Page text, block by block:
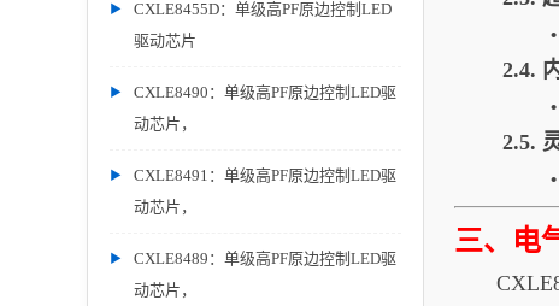
CXLE8455D：单级高PF原边控制LED
驱动芯片
CXLE8490：单级高PF原边控制LED驱
动芯片，
CXLE8491：单级高PF原边控制LED驱
动芯片，
CXLE8489：单级高PF原边控制LED驱
动芯片，
2.4.
2.5.
三、电